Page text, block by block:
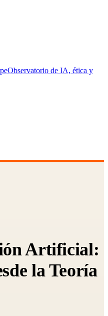
Observatorio de IA, ética y
Artificial:
la Teoría